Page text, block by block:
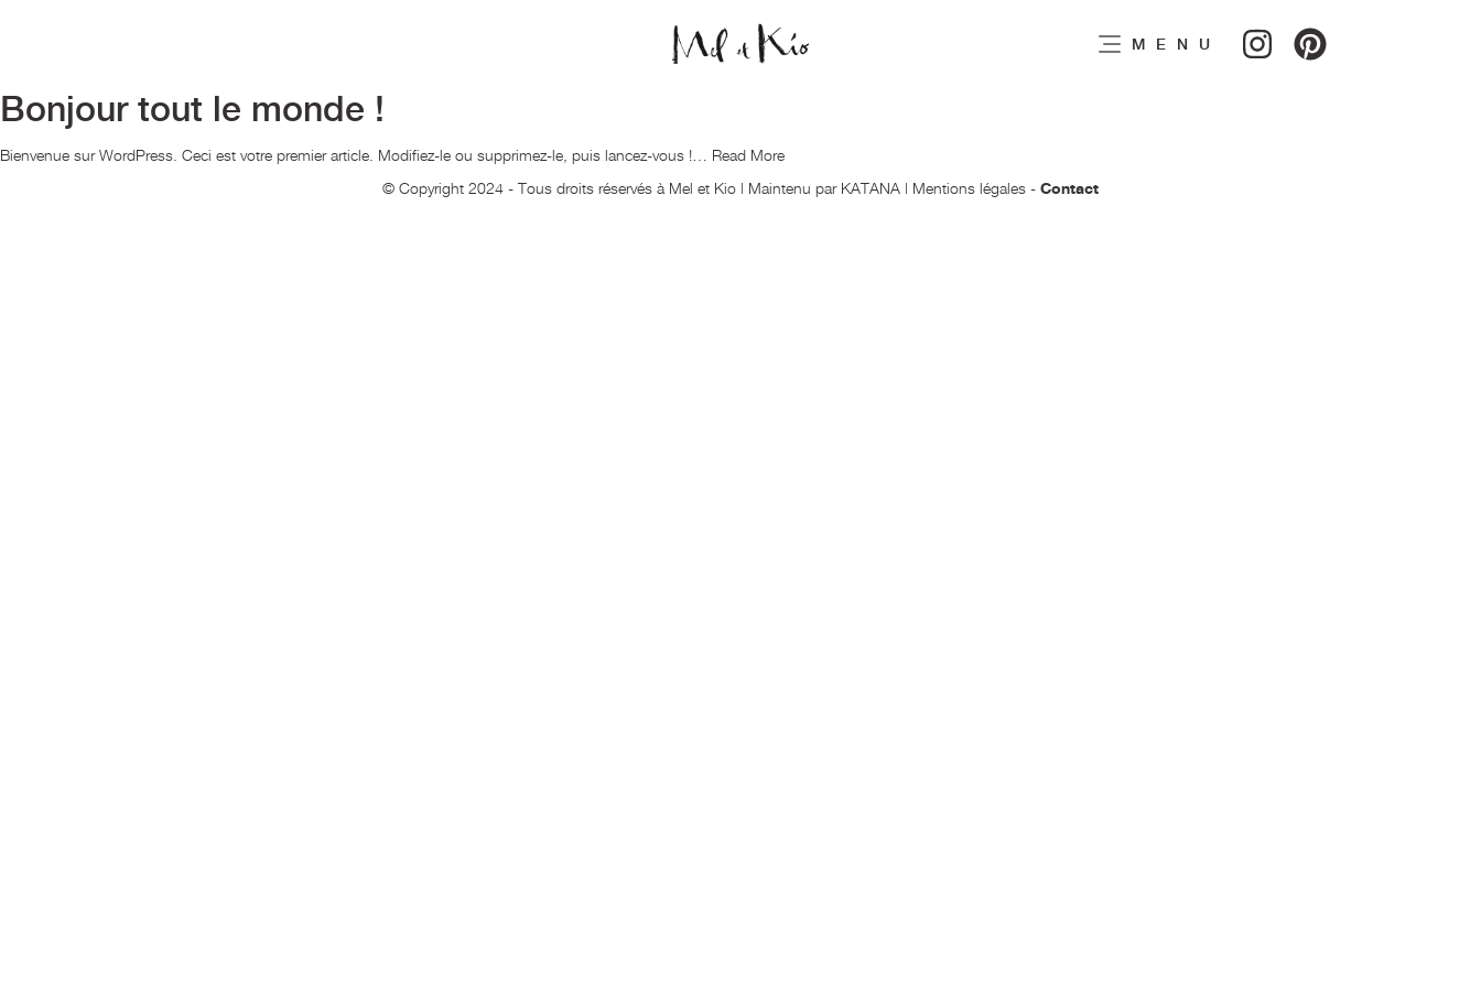
MENU
Bonjour tout le monde !
Bienvenue sur WordPress. Ceci est votre premier article. Modifiez-le ou supprimez-le, puis lancez-vous !… Read More
© Copyright 2024 - Tous droits réservés à Mel et Kio | Maintenu par KATANA | Mentions légales - Contact